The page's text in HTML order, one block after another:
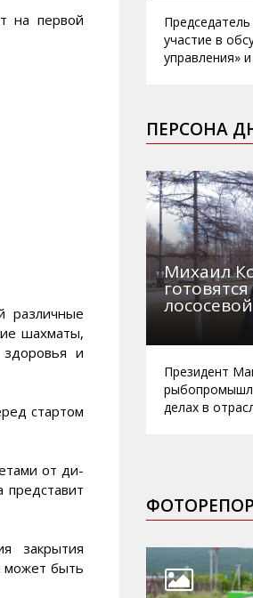
на первой
различные
шахматы,
и
стартом
от ди-
представит
закрытия
может быть
участие в
управления»
ПЕРСОНА
Михаил
Президент
делах в